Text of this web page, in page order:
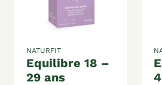
equilibre 18 –
29 ans
NATURFIT
equilibre 30 –